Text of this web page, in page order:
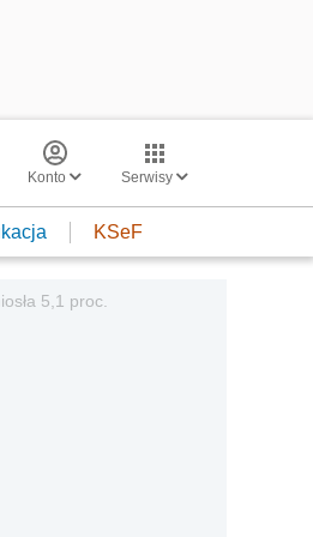
Konto Serwisy
KSeF
5,1 proc.